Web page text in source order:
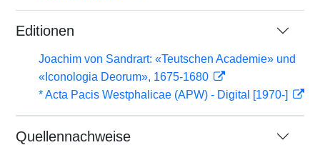
Editionen
Joachim von Sandrart: «Teutschen Academie» und
«Iconologia Deorum», 1675-1680
* Acta Pacis Westphalicae (APW) - Digital [1970-]
Quellennachweise